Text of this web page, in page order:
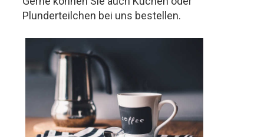
Plunderteilchen bei uns bestellen.